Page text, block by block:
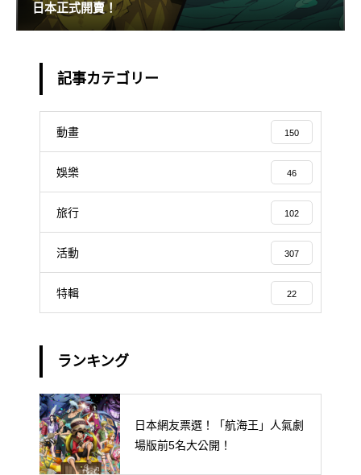
日本正式開賣！
記事カテゴリー
動畫 150
娛樂 46
旅行 102
活動 307
特輯 22
ランキング
日本網友票選！「航海王」人氣劇
場版前5名大公開！